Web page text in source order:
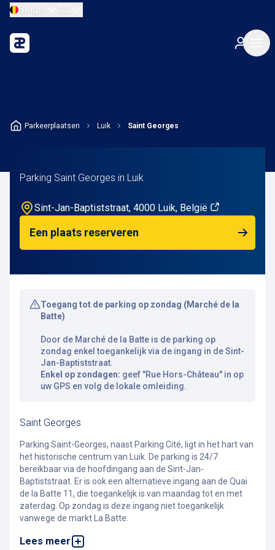
België NL
Parkeerplaatsen Luik Saint Georges
Parking Saint Georges in Luik
Sint-Jan-Baptiststraat, 4000 Luik, België
Een plaats reserveren
Toegang tot de parking op zondag (Marché de la
Batte)
Door de Marché de la Batte is de parking op
zondag enkel toegankelijk via de ingang in de Sint-
Jan-Baptiststraat.
Enkel op zondagen: geef "Rue Hors-Château" in op
uw GPS en volg de lokale omleiding.
Saint Georges
Parking Saint-Georges, naast Parking Cité, ligt in het hart van
het historische centrum van Luik. De parking is 24/7
bereikbaar via de hoofdingang aan de Sint-Jan-
Baptiststraat. Er is ook een alternatieve ingang aan de Quai
de la Batte 11, die toegankelijk is van maandag tot en met
zaterdag. Op zondag is deze ingang niet toegankelijk
vanwege de markt La Batte.
Lees meer
Met een ruime beveiligde fietsenstalling met 69 plaatsen